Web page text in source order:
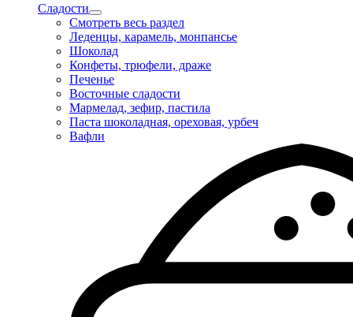
Сладости
Смотреть весь раздел
Леденцы, карамель, монпансье
Шоколад
Конфеты, трюфели, драже
Печенье
Восточные сладости
Мармелад, зефир, пастила
Паста шоколадная, ореховая, урбеч
Вафли